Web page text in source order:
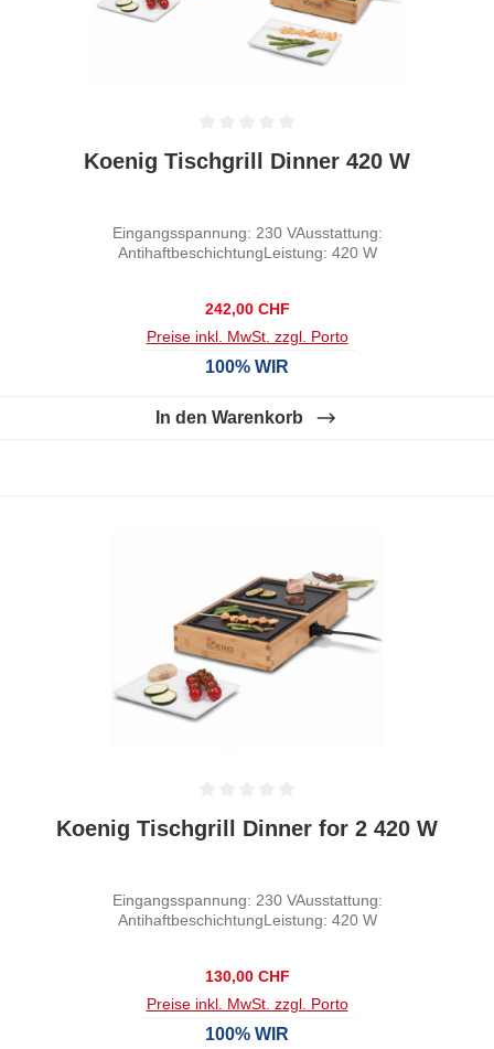
Durchschnittliche Bewertung von 0 von 5 Sternen
Koenig Tischgrill Dinner 420 W
Eingangsspannung: 230 VAusstattung:
AntihaftbeschichtungLeistung: 420 W
Regulärer Preis:
242,00 CHF
Preise inkl. MwSt. zzgl. Porto
100% WIR
In den Warenkorb
Durchschnittliche Bewertung von 0 von 5 Sternen
Koenig Tischgrill Dinner for 2 420 W
Eingangsspannung: 230 VAusstattung:
AntihaftbeschichtungLeistung: 420 W
Regulärer Preis:
130,00 CHF
Preise inkl. MwSt. zzgl. Porto
100% WIR